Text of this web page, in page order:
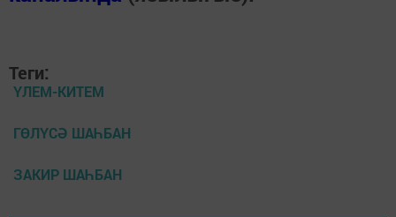
Теги:
ҮЛЕМ-КИТЕМ
ГӨЛҮСӘ ШАҺБАН
ЗАКИР ШАҺБАН